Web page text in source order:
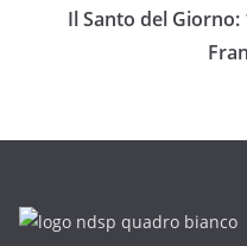
Il Santo del Giorno: